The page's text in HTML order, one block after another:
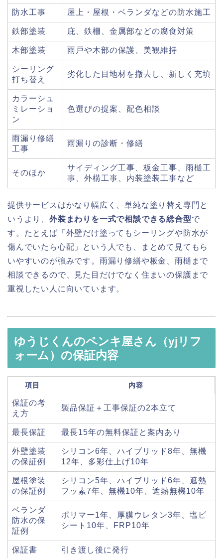
防水工事 屋上・屋根・ベランダなどの防水施工
鉄部塗装 庇、鉄柵、金属部などの腐食対策
木部塗装 雨戸や木部の保護、美観維持
シーリング
打ち替え
劣化した目地材を撤去し、新しく充填
カラーシュ
ミレーショ
ン
色選びの提案、配色相談
雨漏り修繕
工事
雨漏りの診断・修繕
そのほか
サイディング工事、板金工事、雨樋工
事、外構工事、内装塗装工事など
提供サービスはかなり幅広く、単純な塗り替え専門と
いうより、 外装まわりを一式で相談できる総合型で
す。たとえば「外壁だけ塗ってもシーリングや防水が
傷んでいたら心配」という人でも、まとめて見てもら
いやすいのが強みです。雨漏り修繕や板金、雨樋まで
相談できるので、見た目だけでなく住まいの保護まで
重視したい人に向いています。
ゆうじくんのペンキ屋さん（yjリフ
ォーム）の保証内容
項目 内容
保証の考
え方
製品保証＋工事保証の2本立て
最長保証 最長15年の無料保証と案内あり
外壁塗装
の保証例
シリコン6年、ハイブリッド8年、無機
12年、多彩仕上げ10年
屋根塗装
の保証例
シリコン5年、ハイブリッド6年、遮熱
フッ素7年、無機10年、遮熱無機10年
ベランダ
防水の保
証例
ポリマー1年、厚膜ウレタン3年、塩ビ
シート10年、FRP10年
保証書 引き渡し後に発行